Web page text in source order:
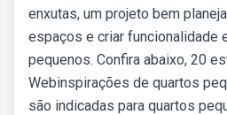
enxutas, um projeto bem
espaços e criar funcionalidade
pequenos. Confira abaixo, 20
Webinspirações de quartos
são indicadas para quartos